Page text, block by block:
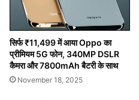
सिर्फ ₹11,499 में आया Oppo का
प्रीमियम 5G फोन, 340MP DSLR
कैमरा और 7800mAh बैटरी के साथ
November 18, 2025